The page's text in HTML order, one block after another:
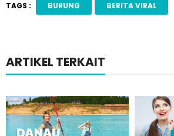
TAGS : BURUNG BERITA VIRAL
ARTIKEL TERKAIT